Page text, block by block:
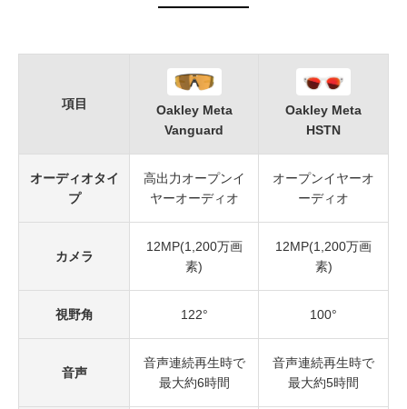
項目
Oakley Meta
Vanguard
Oakley Meta
HSTN
オーディオタイ
プ
高出力オープンイ
ヤーオーディオ
オープンイヤーオ
ーディオ
カメラ
12MP(1,200万画
素)
12MP(1,200万画
素)
視野角 122° 100°
音声
音声連続再生時で
最大約6時間
音声連続再生時で
最大約5時間